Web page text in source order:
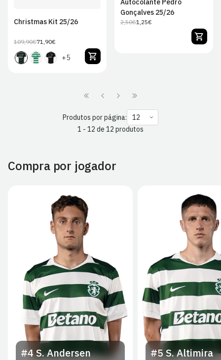
Christmas Kit 25/26
Preço
regular
109,90€Preço
de
venda
71,90€
+5
Autocolante Pedro
Gonçalves 25/26
Preço
2,50€Preço
1,25€
Produtos por página:
1 - 12 de 12 produtos
Compra por jogador
#4S. Andersen #5S. Altimira